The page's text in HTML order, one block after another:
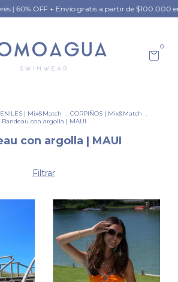
| 60% OFF + Envío gratis a partir de $100.000 en
0
| Mix&Match . CORPIÑOS | Mix&Match .
Bandeau con argolla | MAUI
con argolla | MAUI
Filtrar